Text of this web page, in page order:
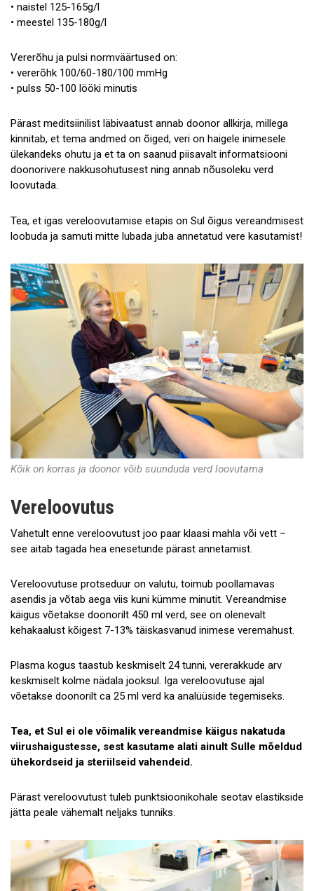
• naistel 125-165g/l
• meestel 135-180g/l
Vererõhu ja pulsi normväärtused on:
• vererõhk 100/60-180/100 mmHg
• pulss 50-100 lööki minutis
Pärast meditsiinilist läbivaatust annab doonor allkirja, millega
kinnitab, et tema andmed on õiged, veri on haigele inimesele
ülekandeks ohutu ja et ta on saanud piisavalt informatsiooni
doonorivere nakkusohutusest ning annab nõusoleku verd
loovutada.
Tea, et igas vereloovutamise etapis on Sul õigus vereandmisest
loobuda ja samuti mitte lubada juba annetatud vere kasutamist!
Kõik on korras ja doonor võib suunduda verd loovutama
Vereloovutus
Vahetult enne vereloovutust joo paar klaasi mahla või vett –
see aitab tagada hea enesetunde pärast annetamist.
Vereloovutuse protseduur on valutu, toimub poollamavas
asendis ja võtab aega viis kuni kümme minutit. Vereandmise
käigus võetakse doonorilt 450 ml verd, see on olenevalt
kehakaalust kõigest 7-13% täiskasvanud inimese veremahust.
Plasma kogus taastub keskmiselt 24 tunni, vererakkude arv
keskmiselt kolme nädala jooksul. Iga vereloovutuse ajal
võetakse doonorilt ca 25 ml verd ka analüüside tegemiseks.
Tea, et Sul ei ole võimalik vereandmise käigus nakatuda
viirushaigustesse, sest kasutame alati ainult Sulle mõeldud
ühekordseid ja steriilseid vahendeid.
Pärast vereloovutust tuleb punktsioonikohale seotav elastikside
jätta peale vähemalt neljaks tunniks.